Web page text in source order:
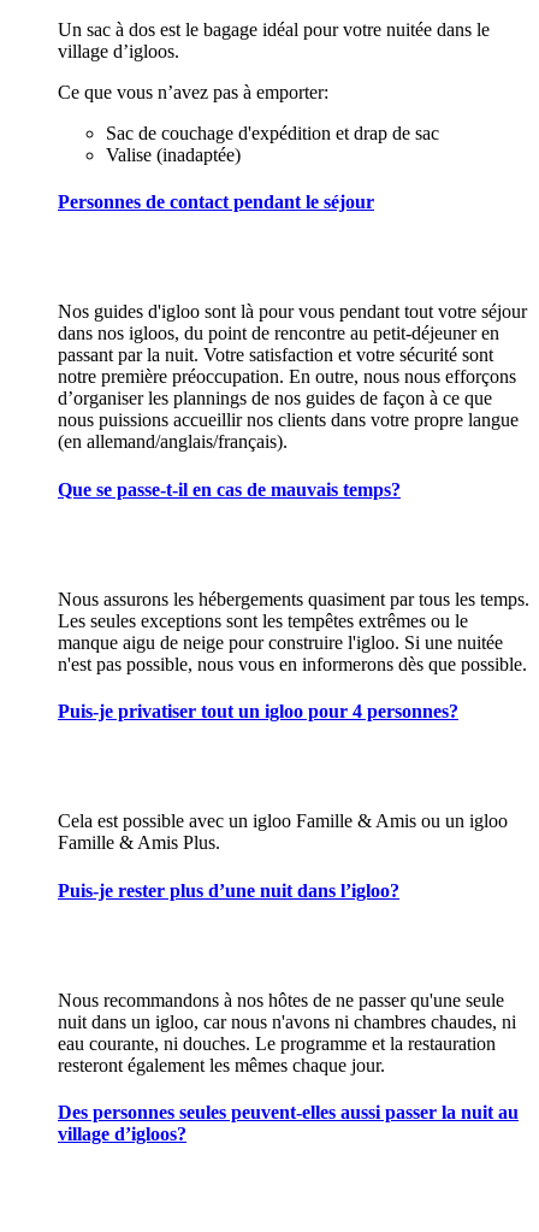
Un sac à dos est le bagage idéal pour votre nuitée dans le
village d’igloos.
Ce que vous n’avez pas à emporter:
Sac de couchage d'expédition et drap de sac
Valise (inadaptée)
Personnes de contact pendant le séjour
Nos guides d'igloo sont là pour vous pendant tout votre séjour
dans nos igloos, du point de rencontre au petit-déjeuner en
passant par la nuit. Votre satisfaction et votre sécurité sont
notre première préoccupation. En outre, nous nous efforçons
d’organiser les plannings de nos guides de façon à ce que
nous puissions accueillir nos clients dans votre propre langue
(en allemand/anglais/français).
Que se passe-t-il en cas de mauvais temps?
Nous assurons les hébergements quasiment par tous les temps.
Les seules exceptions sont les tempêtes extrêmes ou le
manque aigu de neige pour construire l'igloo. Si une nuitée
n'est pas possible, nous vous en informerons dès que possible.
Puis-je privatiser tout un igloo pour 4 personnes?
Cela est possible avec un igloo Famille & Amis ou un igloo
Famille & Amis Plus.
Puis-je rester plus d’une nuit dans l’igloo?
Nous recommandons à nos hôtes de ne passer qu'une seule
nuit dans un igloo, car nous n'avons ni chambres chaudes, ni
eau courante, ni douches. Le programme et la restauration
resteront également les mêmes chaque jour.
Des personnes seules peuvent-elles aussi passer la nuit au
village d’igloos?